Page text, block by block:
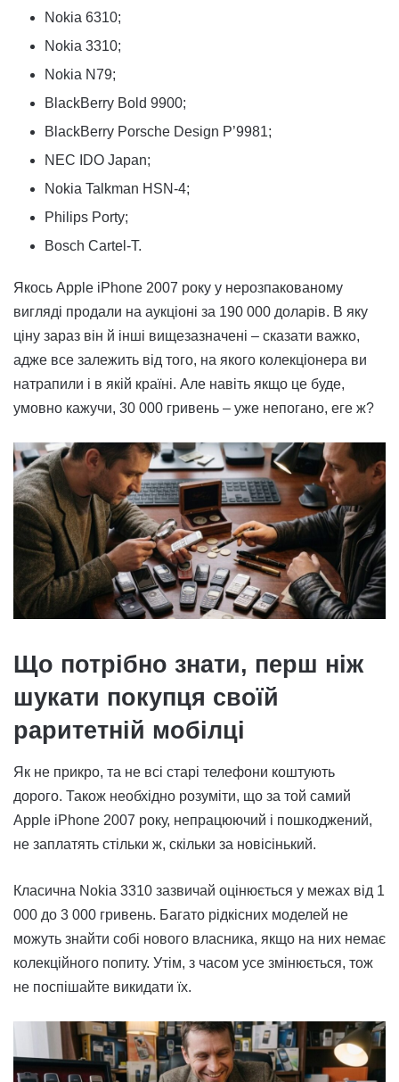
Nokia 6310;
Nokia 3310;
Nokia N79;
BlackBerry Bold 9900;
BlackBerry Porsche Design P’9981;
NEC IDO Japan;
Nokia Talkman HSN-4;
Philips Porty;
Bosch Cartel-T.
Якось Apple iPhone 2007 року у нерозпакованому
вигляді продали на аукціоні за 190 000 доларів. В яку
ціну зараз він й інші вищезазначені – сказати важко,
адже все залежить від того, на якого колекціонера ви
натрапили і в якій країні. Але навіть якщо це буде,
умовно кажучи, 30 000 гривень – уже непогано, еге ж?
Що потрібно знати, перш ніж
шукати покупця своїй
раритетній мобілці
Як не прикро, та не всі старі телефони коштують
дорого. Також необхідно розуміти, що за той самий
Apple iPhone 2007 року, непрацюючий і пошкоджений,
не заплатять стільки ж, скільки за новісінький.
Класична Nokia 3310 зазвичай оцінюється у межах від 1
000 до 3 000 гривень. Багато рідкісних моделей не
можуть знайти собі нового власника, якщо на них немає
колекційного попиту. Утім, з часом усе змінюється, тож
не поспішайте викидати їх.